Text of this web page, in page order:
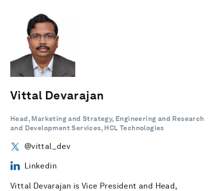
Vittal Devarajan
Head, Marketing and Strategy, Engineering and Research
and Development Services, HCL Technologies
@vittal_dev
Linkedin
Vittal Devarajan is Vice President and Head,